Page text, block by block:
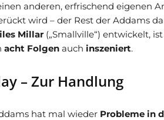
anderen, erfrischend eigenen
wird – der Rest der Addams
Millar („Smallville“) entwickelt, ist
acht Folgen auch inszeniert.
– Zur Handlung
hat mal wieder Probleme in